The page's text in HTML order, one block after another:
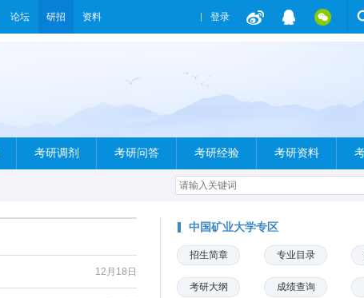
论坛 研招 资料 登录
考研调剂 考研问答 考研经验 考研资料
12月18日
中国矿业大学专区
招生简章 专业目录
考研大纲 成绩查询